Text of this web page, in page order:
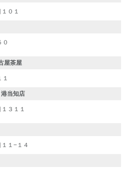
０１
０
屋茶屋
１
当知店
３１１
１−１４